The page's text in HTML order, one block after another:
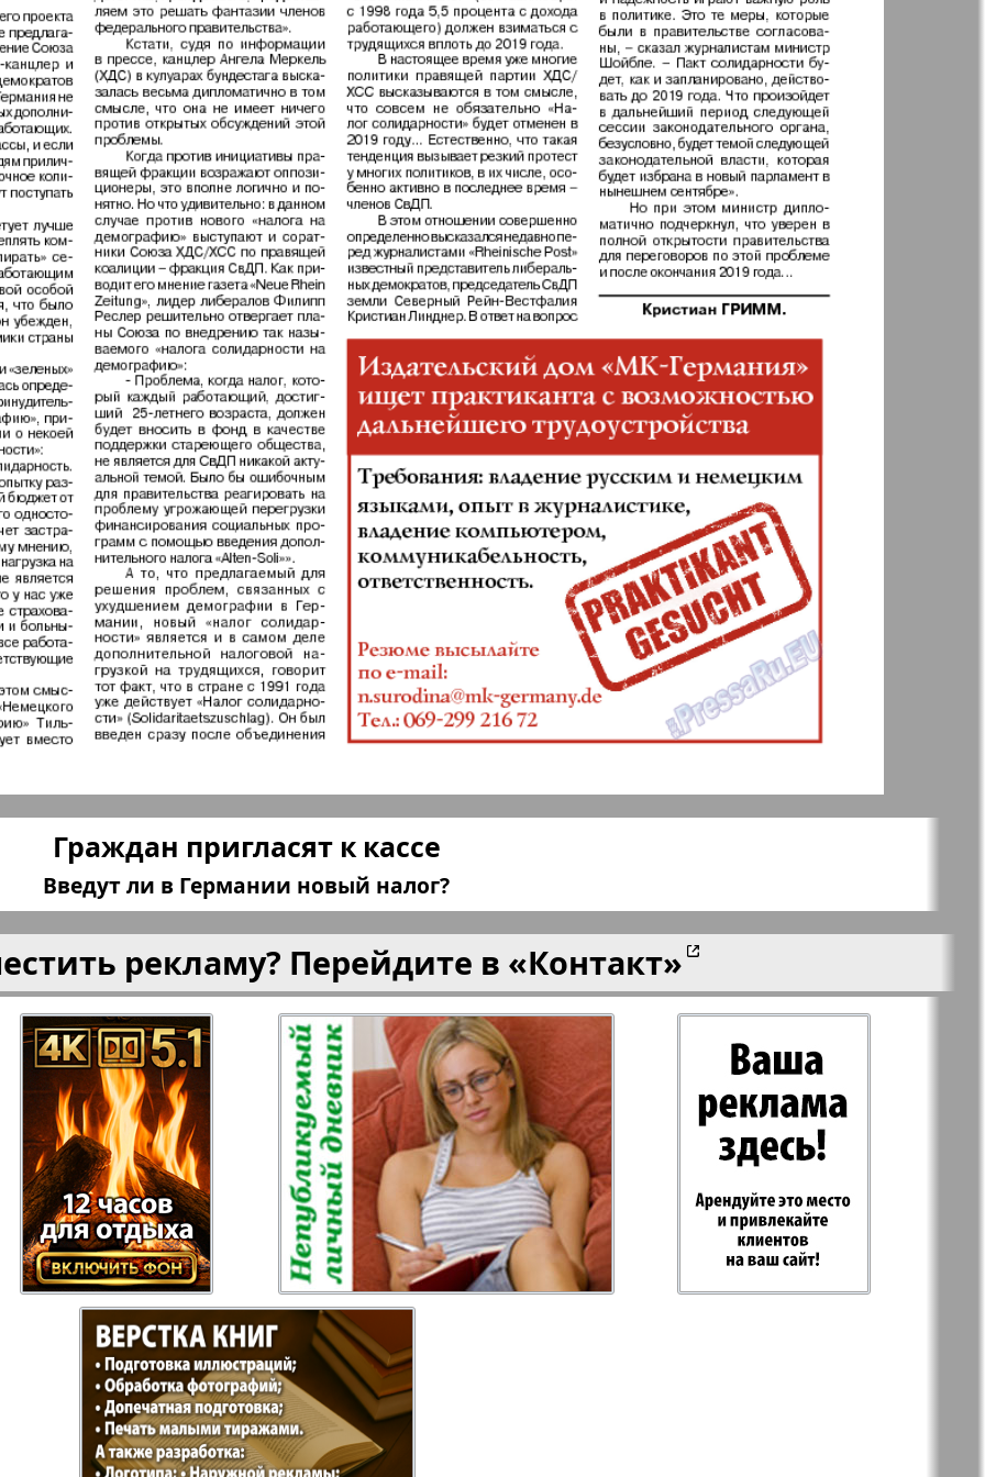
Диалог Diplomat Дом и семья
Дублин
инфоцентр
Еврейская газета
Еврейская
панорама
ExPress Жасмин Жизнь женщины
Здоровье Игуана Идеальная фирма
iDEAL Карьера Катюша
КП в Европе КП Испания Крот в Германии
Kulinar TV Kurorte aktuell LDK по-русски
М-City Маяк Португалии Мила
am Main
Наша Газета
Италия
Наша Газета
Ирландия
Новая Wолна Норд Объектив EU
Отдыхай-Купи-
продай
Партнер-север Парус
Пражский
телеграф
Пражский
экспресс
PRO Women
West
Районка-Nord-Ost-
Bremen
Районка-West Регион
Рейнская газета Рецепты здоровья
Русская Мысль
Граждан пригласят к кассе
Введут ли в Германии новый налог?
рекламу? Перейдите в «Контакт»